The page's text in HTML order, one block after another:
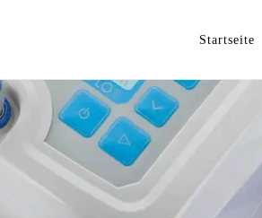
Startseite